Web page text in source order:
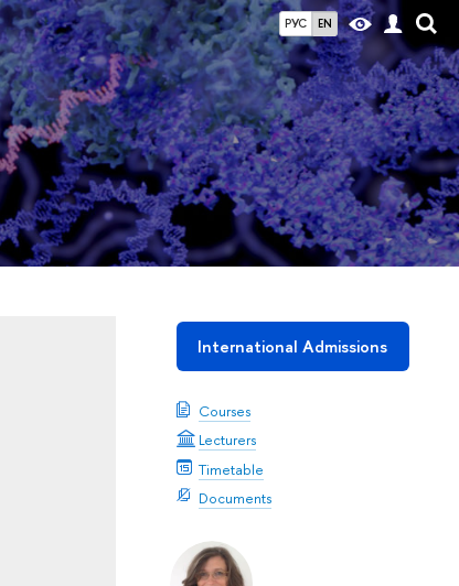
РУС EN
International Admissions
Courses
Lecturers
Timetable
Documents